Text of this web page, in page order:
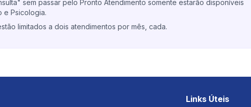
sem passar pelo Pronto Atendimento somente estarão disponíveis
e Psicologia.
limitados a dois atendimentos por mês, cada.
Links Úteis